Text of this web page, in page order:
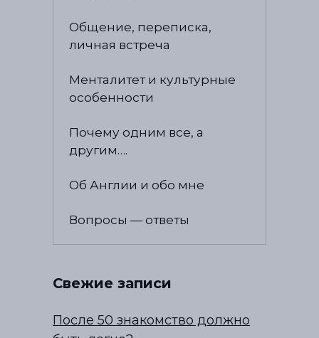
Общение, переписка,
личная встреча
Менталитет и культурные
особенности
Почему одним все, а
другим….
Об Англии и обо мне
Вопросы — ответы
Свежие записи
После 50 знакомство должно